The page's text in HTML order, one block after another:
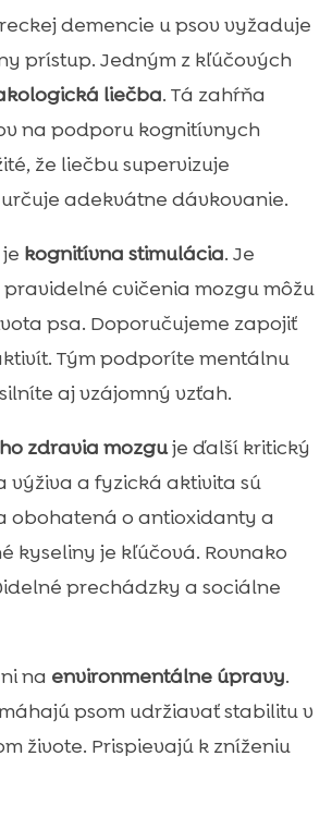
demencie u psov vyžaduje
prístup. Jedným z kľúčových
liečba. Tá zahŕňa
na podporu kognitívnych
že liečbu supervizuje
adekvátne dávkovanie.
kognitívna stimulácia. Je
cvičenia mozgu môžu
psa. Doporučujeme zapojiť
Tým podporíte mentálnu
aj vzájomný vzťah.
zdravia mozguje ďalší kritický
výživa a fyzická aktivita sú
obohatená o antioxidanty a
kyseliny je kľúčová. Rovnako
prechádzky a sociálne
na environmentálne úpravy.
psom udržiavať stabilitu v
živote. Prispievajú k zníženiu